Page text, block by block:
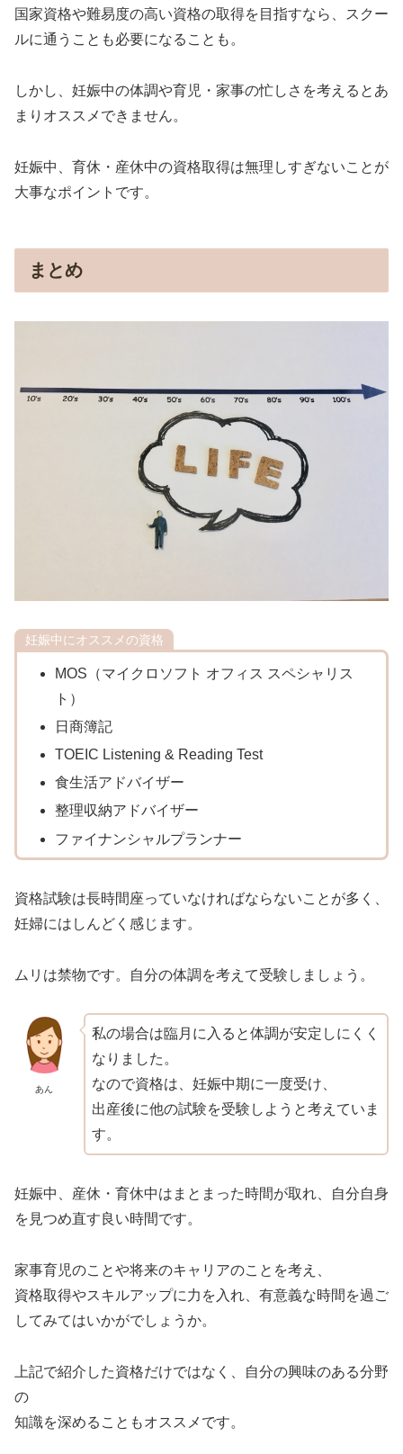
国家資格や難易度の高い資格の取得を目指すなら、スクー
ルに通うことも必要になることも。
しかし、妊娠中の体調や育児・家事の忙しさを考えるとあ
まりオススメできません。
妊娠中、育休・産休中の資格取得は無理しすぎないことが
大事なポイントです。
まとめ
妊娠中にオススメの資格
MOS（マイクロソフト オフィス スペシャリス
ト）
日商簿記
TOEIC Listening & Reading Test
食生活アドバイザー
整理収納アドバイザー
ファイナンシャルプランナー
資格試験は長時間座っていなければならないことが多く、
妊婦にはしんどく感じます。
ムリは禁物です。自分の体調を考えて受験しましょう。
あん
私の場合は臨月に入ると体調が安定しにくく
なりました。
なので資格は、妊娠中期に一度受け、
出産後に他の試験を受験しようと考えていま
す。
妊娠中、産休・育休中はまとまった時間が取れ、自分自身
を見つめ直す良い時間です。
家事育児のことや将来のキャリアのことを考え、
資格取得やスキルアップに力を入れ、有意義な時間を過ご
してみてはいかがでしょうか。
上記で紹介した資格だけではなく、自分の興味のある分野
の
知識を深めることもオススメです。